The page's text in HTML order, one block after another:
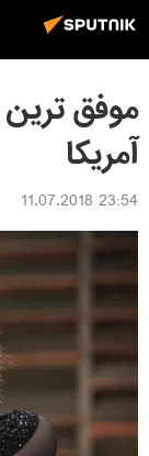
موفق
آمریکا
23:54 11.07.2018